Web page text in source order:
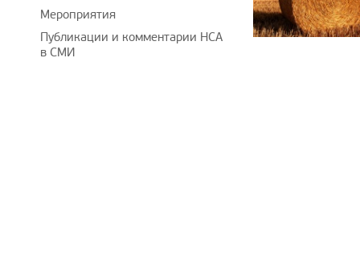
Мероприятия
Публикации и комментарии НСА
в СМИ